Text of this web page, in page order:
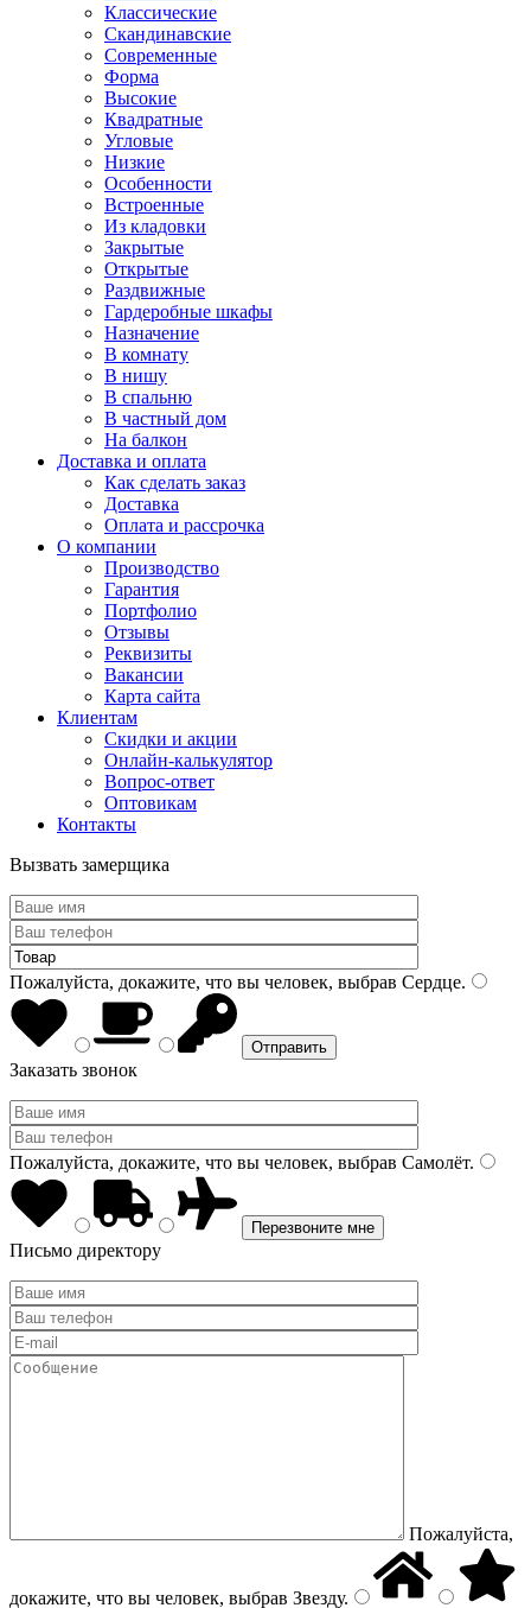
Классические
Скандинавские
Современные
Форма
Высокие
Квадратные
Угловые
Низкие
Особенности
Встроенные
Из кладовки
Закрытые
Открытые
Раздвижные
Гардеробные шкафы
Назначение
В комнату
В нишу
В спальню
В частный дом
На балкон
Доставка и оплата
Как сделать заказ
Доставка
Оплата и рассрочка
О компании
Производство
Гарантия
Портфолио
Отзывы
Реквизиты
Вакансии
Карта сайта
Клиентам
Скидки и акции
Онлайн-калькулятор
Вопрос-ответ
Оптовикам
Контакты
Вызвать замерщика
Пожалуйста, докажите, что вы человек, выбрав Сердце.
Заказать звонок
Пожалуйста, докажите, что вы человек, выбрав Самолёт.
Письмо директору
Пожалуйста,
докажите, что вы человек, выбрав Звезду.